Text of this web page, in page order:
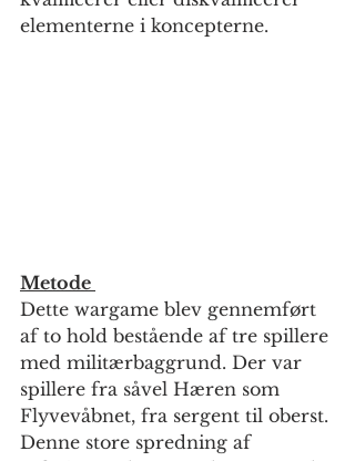
elementerne i koncepterne.
Metode
Dette wargame blev gennemført
af to hold bestående af tre spillere
med militærbaggrund. Der var
spillere fra såvel Hæren som
Flyvevåbnet, fra sergent til oberst.
Denne store spredning af